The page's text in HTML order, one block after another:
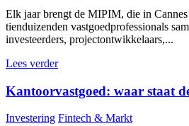
Elk jaar brengt de MIPIM, die in
tienduizenden vastgoedprofessionals
investeerders, projectontwikkelaars,...
Lees verder
Kantoorvastgoed: waar staat
Investering Fintech & Markt